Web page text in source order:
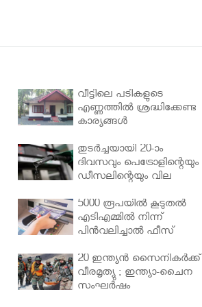
വീട്ടിലെ പടികളുടെ
എണ്ണത്തിൽ ശ്രദ്ധിക്കേണ്ട
കാര്യങ്ങൾ
തുടർച്ചയായി 20-ാം
ദിവസവും പെട്രോളിന്റെയും
ഡീസലിന്റെയും വില
5000 രൂപയിൽ കൂടുതൽ
എടിഎമ്മിൽ നിന്ന്
പിൻവലിച്ചാൽ ഫീസ്
20 ഇന്ത്യൻ സൈനികർക്ക്
വീരമൃത്യു ; ഇന്ത്യാ-ചൈന
സംഘർഷം